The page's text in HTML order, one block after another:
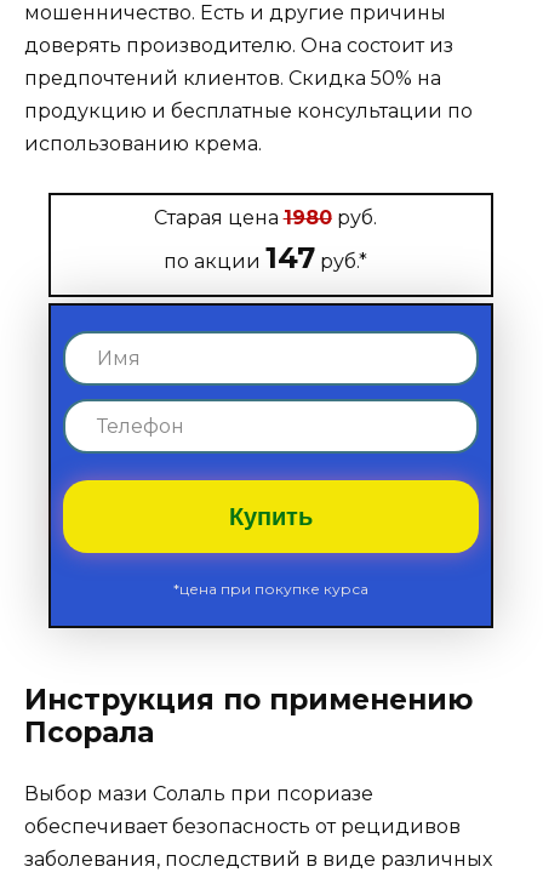
мошенничество. Есть и другие причины
доверять производителю. Она состоит из
предпочтений клиентов. Скидка 50% на
продукцию и бесплатные консультации по
использованию крема.
Старая цена1980руб.
по акции 147 руб.*
Купить
*цена при покупке курса
Инструкция по применению
Псорала
Выбор мази Солаль при псориазе
обеспечивает безопасность от рецидивов
заболевания, последствий в виде различных